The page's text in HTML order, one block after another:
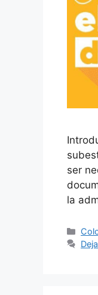
ser
la